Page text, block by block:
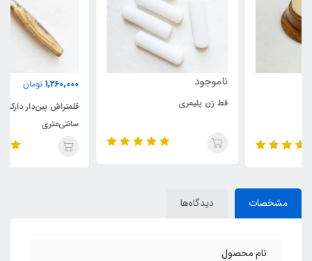
قلمتراش پین‌دار دارکوب 10
مشخصات دیدگاه‌ها
نام محصول